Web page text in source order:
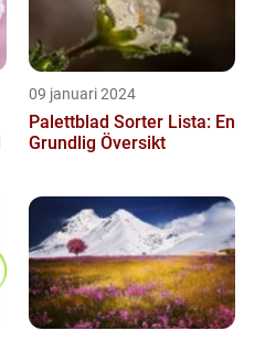
09 januari 2024
Palettblad Sorter Lista: En
Grundlig Översikt